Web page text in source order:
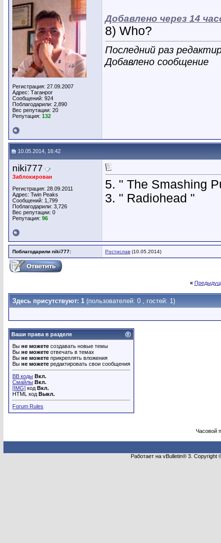
Регистрация: 27.09.2007
Адрес: Таганрог
Сообщений: 924
Поблагодарили: 2,890
Вес репутации: 20
Репутация: 132
Добавлено через 14
8) Who?
Последний раз
Добавлено сообщение
10.05.2014, 16:42
niki777
Заблокирован
Регистрация: 28.09.2011
Адрес: Twin Peaks
Сообщений: 1,799
Поблагодарили: 3,726
Вес репутации: 0
Репутация: 96
5. " The Smashing
3. " Radiohead "
Поблагодарили niki777: Ростислав (10.05.2014)
«
Здесь присутствуют: 1 (пользователей: 0 , гостей: 1)
Ваши права в разделе
Вы не можете создавать новые темы
Вы не можете отвечать в темах
Вы не можете прикреплять вложения
Вы не можете редактировать свои сообщения
BB коды Вкл.
Смайлы Вкл.
[IMG] код Вкл.
HTML код Выкл.
Forum Rules
Часовой
Работает на vBulletin® 3.